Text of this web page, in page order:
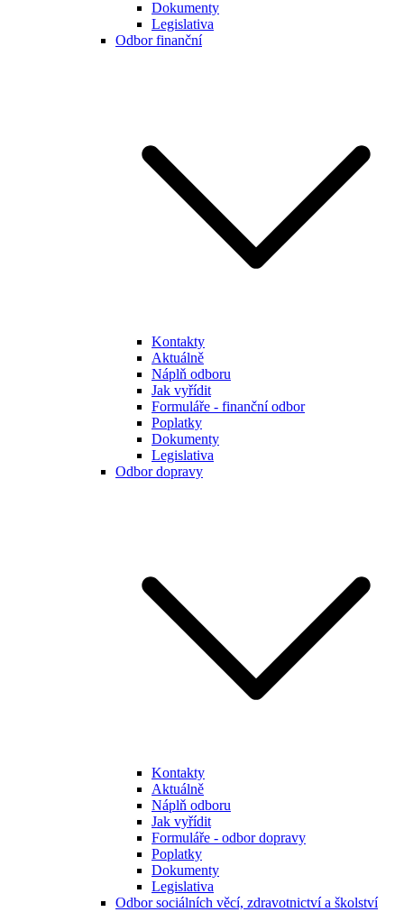
Dokumenty
Legislativa
Odbor finanční
Kontakty
Aktuálně
Náplň odboru
Jak vyřídit
Formuláře - finanční odbor
Poplatky
Dokumenty
Legislativa
Odbor dopravy
Kontakty
Aktuálně
Náplň odboru
Jak vyřídit
Formuláře - odbor dopravy
Poplatky
Dokumenty
Legislativa
Odbor sociálních věcí, zdravotnictví a školství